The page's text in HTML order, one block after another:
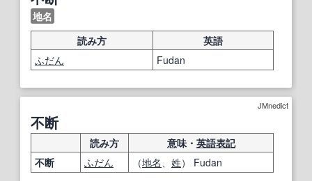
地名
読み方
英語
ふだん
Fudan
JMnedict
不断
読み方 意味・ 英語表記
不断
ふだん （地名、 姓） Fudan